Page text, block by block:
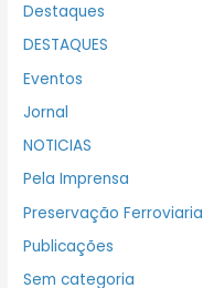
Destaques
DESTAQUES
Eventos
Jornal
NOTICIAS
Pela Imprensa
Preservação Ferroviaria
Publicações
Sem categoria